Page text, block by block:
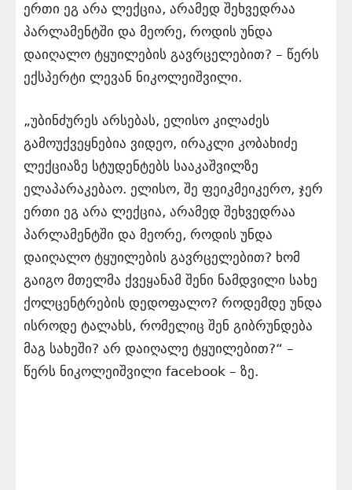
ერთი ეგ არა ლექცია, არამედ შეხვედრაა
პარლამენტში და მეორე, როდის უნდა
დაიღალო ტყუილების გავრცელებით? – წერს
ექსპერტი ლევან ნიკოლეიშვილი.
„უბინძურეს არსებას, ელისო კილაძეს
გამოუქვეყნებია ვიდეო, ირაკლი კობახიძე
ლექციაზე სტუდენტებს სააკაშვილზე
ელაპარაკებაო. ელისო, შე ფეიკმეიკერო, ჯერ
ერთი ეგ არა ლექცია, არამედ შეხვედრაა
პარლამენტში და მეორე, როდის უნდა
დაიღალო ტყუილების გავრცელებით? ხომ
გაიგო მთელმა ქვეყანამ შენი ნამდვილი სახე
ქოლცენტრების დედოფალო? როდემდე უნდა
ისროდე ტალახს, რომელიც შენ გიბრუნდება
მაგ სახეში? არ დაიღალე ტყუილებით?“ –
წერს ნიკოლეიშვილი facebook – ზე.